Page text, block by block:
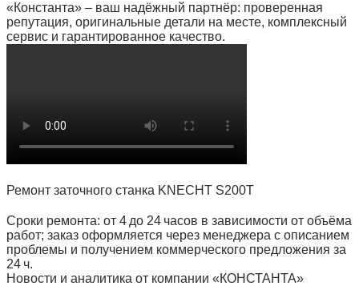
«Константа» – ваш надёжный партнёр: проверенная
репутация, оригинальные детали на месте, комплексный
сервис и гарантированное качество.
Ремонт заточного станка KNECHT S200T
Сроки ремонта: от 4 до 24 часов в зависимости от объёма
работ; заказ оформляется через менеджера с описанием
проблемы и получением коммерческого предложения за
24 ч.
Новости и аналитика от компании «КОНСТАНТА»